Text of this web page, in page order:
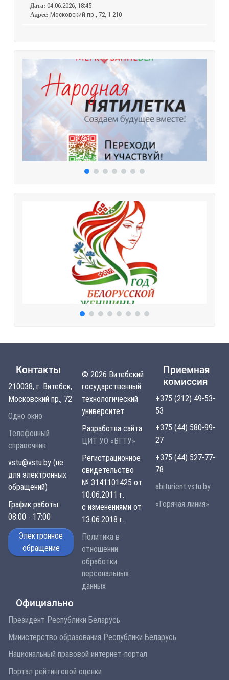
Дата:04.06.2026, 18:45
Адрес: Московский пр., 72, 1-210
Контакты
210038, г. Витебск,
Московский пр., 72
Одно окно
Телефонный
справочник
vstu@vstu.by (не
для электронных
обращений)
График работы:
08:00 - 17:00
Электронное
обращение
© 2026 Витебский
государственный
технологический
университет
Разработка сайта
ЦИТ УО «ВГТУ»
Регистрационное
свидетельство
№ 3141101425 от
10.06.2011 г.
с изменениями от
13.06.2018 г.
Политика в
отношении
обработки
персональных
данных
Приемная
комиссия
+375 (212) 49-53-
53
+375 (44) 580-99-
27
+375 (44) 527-77-
78
abiturient.vstu.by
«Горячая линия»
Официально
Президент Республики Беларусь
Министерство образования Республики Беларусь
Национальный правовой интернет-портал
Портал рейтинговой оценки